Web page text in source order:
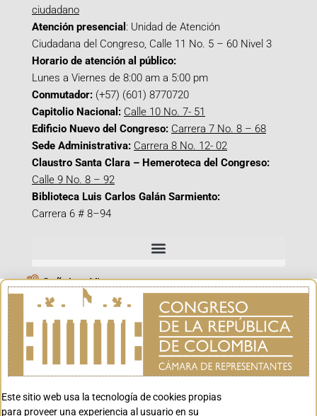
ciudadano
Atención presencial : Unidad de Atención
Ciudadana del Congreso, Calle 11 No. 5 – 60 Nivel 3
Horario de atención al público:
Lunes a Viernes de 8:00 am a 5:00 pm
Conmutador: (+57) (601) 8770720
Capitolio Nacional: Calle 10 No. 7- 51
Edificio Nuevo del Congreso: Carrera 7 No. 8 – 68
Sede Administrativa: Carrera 8 No. 12- 02
Claustro Santa Clara – Hemeroteca del Congreso:
Calle 9 No. 8 – 92
Biblioteca Luis Carlos Galán Sarmiento:
Carrera 6 # 8–94
Señal en Vivo
Facebook_@CamaraColombia
Instagram_@CamaraColombia
X_@CamaraColombia
Youtube_@CamaraColombia
Tiktok_@CamaraColombia
Este sitio web usa la tecnología de cookies propias
para proveer una experiencia al usuario en su